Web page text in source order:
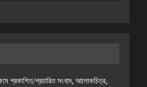
প্রকাশিত/প্রচারিত সংবাদ, আলোকচিত্র,